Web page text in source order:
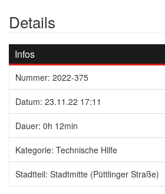
Details
Infos
Nummer: 2022-375
Datum: 23.11.22 17:11
Dauer: 0h 12min
Kategorie: Technische Hilfe
Stadtteil: Stadtmitte (Püttlinger Straße)